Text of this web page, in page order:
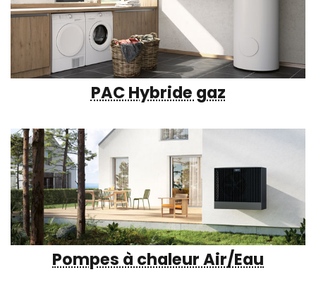
PAC Hybride gaz
Pompes à chaleur Air/Eau